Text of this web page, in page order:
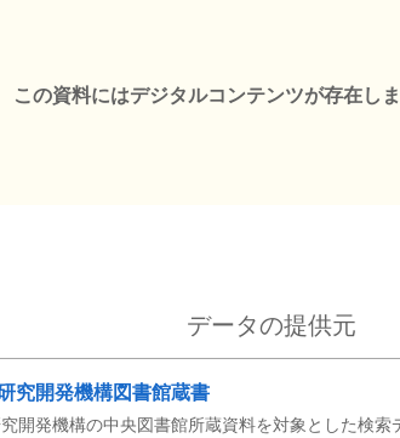
この資料にはデジタルコンテンツが存在しま
データの提供元
究開発機構図書館蔵書
開発機構の中央図書館所蔵資料を対象とした検索